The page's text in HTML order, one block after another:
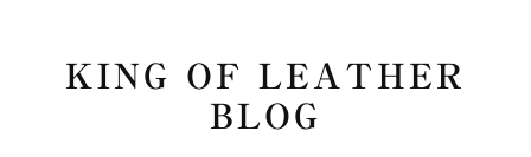
KING OF LEATHER
BLOG